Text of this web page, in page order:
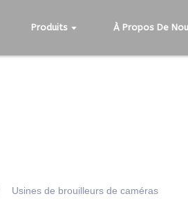
Produits À Propos De
Usines de brouilleurs de caméras